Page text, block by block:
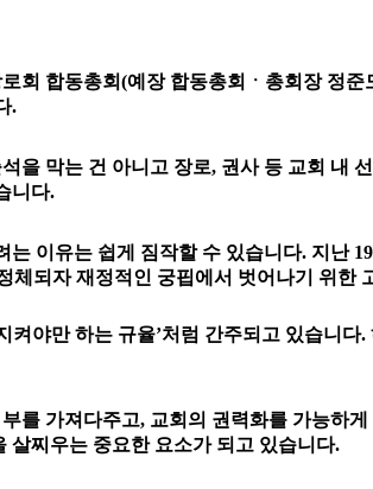
회 합동총회(예장 합동총회ㆍ총회장 정
.
을 막는 건 아니고 장로, 권사 등 교회 내
니다.
이유는 쉽게 짐작할 수 있습니다. 지난
체되자 재정적인 궁핍에서 벗어나기 위한
야만 하는 규율’처럼 간주되고 있습니
를 가져다주고, 교회의 권력화를 가능하
살찌우는 중요한 요소가 되고 있습니다.